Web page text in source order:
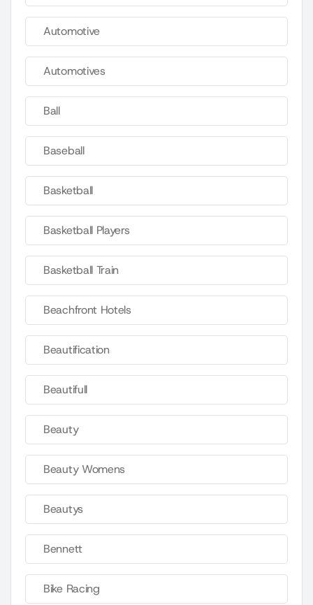
Automotive
Automotives
Ball
Baseball
Basketball
Basketball Players
Basketball Train
Beachfront Hotels
Beautification
Beautifull
Beauty
Beauty Womens
Beautys
Bennett
Bike Racing